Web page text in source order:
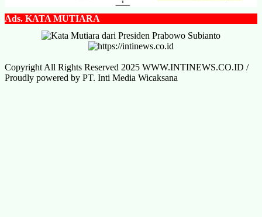
Ads. KATA MUTIARA
Copyright All Rights Reserved 2025 WWW.INTINEWS.CO.ID /
Proudly powered by PT. Inti Media Wicaksana